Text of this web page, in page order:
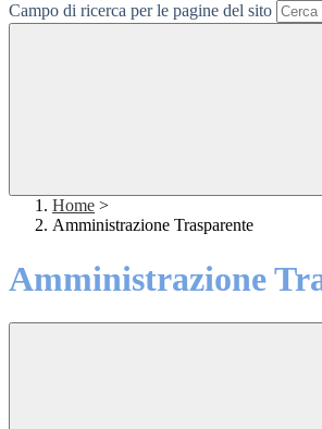
Campo di ricerca per le pagine del sito
Home >
Amministrazione Trasparente
Amministrazione